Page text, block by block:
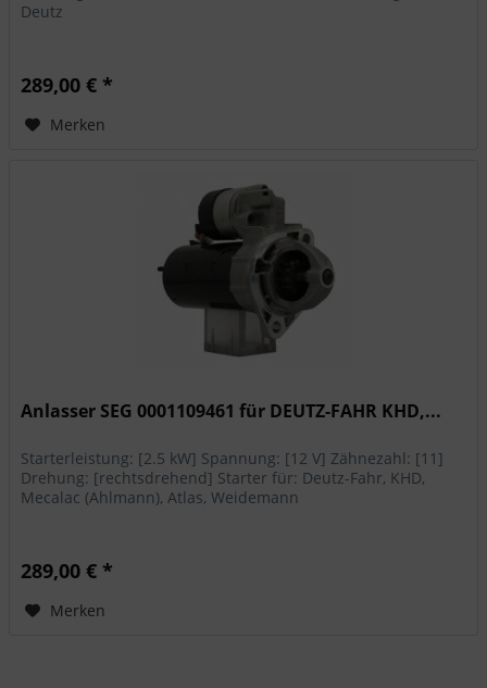
Deutz
289,00 € *
Merken
Anlasser SEG 0001109461 für DEUTZ-FAHR KHD,...
Starterleistung: [2.5 kW] Spannung: [12 V] Zähnezahl: [11]
Drehung: [rechtsdrehend] Starter für: Deutz-Fahr, KHD,
Mecalac (Ahlmann), Atlas, Weidemann
289,00 € *
Merken